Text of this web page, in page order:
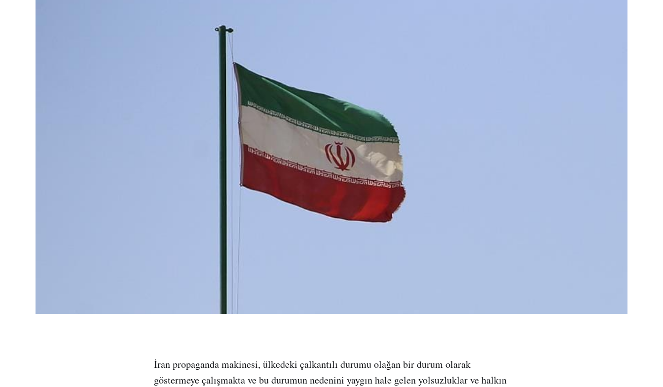
İran propaganda makinesi, ülkedeki çalkantılı durumu olağan bir durum olarak
göstermeye çalışmakta ve bu durumun nedenini yaygın hale gelen yolsuzluklar ve halkın